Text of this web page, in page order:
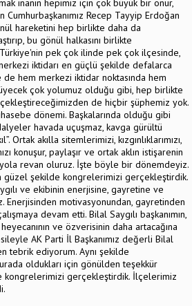
inanın hepimiz için çok büyük bir onur,
Cumhurbaşkanımız Recep Tayyip Erdoğan
hareketini hep birlikte daha da
bu gönül halkasını birlikte
pek çok ilinde pek çok ilçesinde,
iktidarı en güçlü şekilde defalarca
de hem merkezi iktidar noktasında hem
çok yolumuz olduğu gibi, hep birlikte
de hiçbir şüphemiz yok.
dönemi. Başkalarında olduğu gibi
havada uçuşmaz, kavga gürültü
Ortak akılla sitemlerimizi, kızgınlıklarımızı,
konuşur, paylaşır ve ortak aklın istişarenin
revan oluruz. İşte böyle bir dönemdeyiz.
güzel şekilde kongrelerimizi gerçekleştirdik.
ve ekibinin enerjisine, gayretine ve
Enerjisinden motivasyonundan, gayretinden
devam etti. Bilal Saygılı başkanımın,
ve özverisinin daha artacağına
AK Parti İl Başkanımız değerli Bilal
tebrik ediyorum. Aynı şekilde
oldukları için gönülden teşekkür
gerçekleştirdik. İlçelerimiz